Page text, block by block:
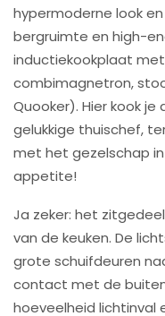
hypermoderne look
bergruimte en high-
inductiekookplaat
combimagnetron,
Quooker). Hier kook
gelukkige thuischef,
met het gezelschap
appetite!
Ja zeker: het
van de keuken. De
grote schuifdeuren
contact met de
hoeveelheid lichtinval